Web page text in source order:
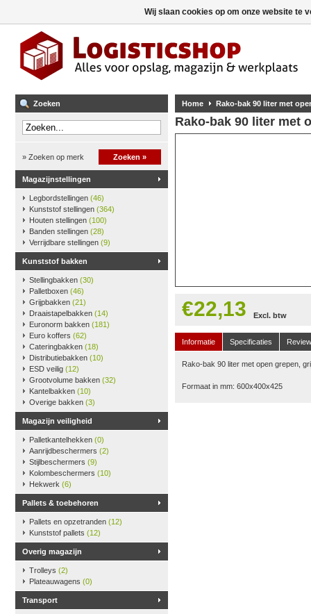
Zoeken
» Zoeken op merk Zoeken »
Magazijnstellingen
Legbordstellingen (46)
Kunststof stellingen (364)
Houten stellingen (100)
Banden stellingen (28)
Verrijdbare stellingen (9)
Kunststof bakken
Stellingbakken (30)
Palletboxen (46)
Grijpbakken (21)
Draaistapelbakken (14)
Euronorm bakken (181)
Euro koffers (62)
Cateringbakken (18)
Distributiebakken (10)
ESD veilig (12)
Grootvolume bakken (32)
Kantelbakken (10)
Overige bakken (3)
Magazijn veiligheid
Palletkantelhekken (0)
Aanrijdbeschermers (2)
Stijlbeschermers (9)
Kolombeschermers (10)
Hekwerk (6)
Pallets & toebehoren
Pallets en opzetranden (12)
Kunststof pallets (12)
Overig magazijn
Trolleys (2)
Plateauwagens (0)
Transport
Home Rako-bak 90 liter met
Rako-bak 90 liter met
€22,13 Excl. btw
Informatie Specificaties
Rako-bak 90 liter met open grepen,
Formaat in mm: 600x400x425
Wij slaan cookies op om onze website te